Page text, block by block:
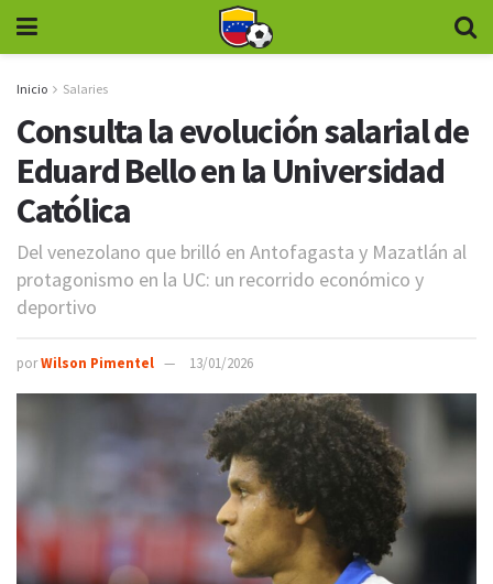
Inicio Salaries
Consulta la evolución salarial de
Eduard Bello en la Universidad
Católica
Del venezolano que brilló en Antofagasta y Mazatlán al
protagonismo en la UC: un recorrido económico y
deportivo
porWilson Pimentel 13/01/2026